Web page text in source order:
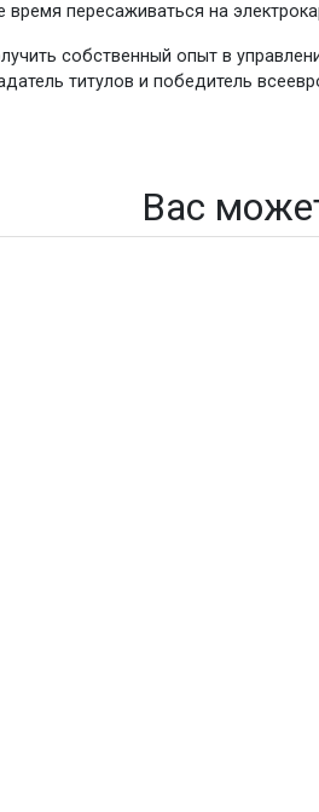
пересаживаться на
собственный опыт в
титулов и победитель
Вас